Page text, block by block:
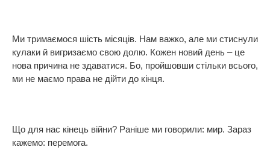
Ми тримаємося шість місяців. Нам важко, але ми стиснули
кулаки й вигризаємо свою долю. Кожен новий день – це
нова причина не здаватися. Бо, пройшовши стільки всього,
ми не маємо права не дійти до кінця.
Що для нас кінець війни? Раніше ми говорили: мир. Зараз
кажемо: перемога.